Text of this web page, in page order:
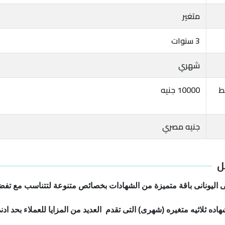
متغير
3 سنوات
شهري
10000 جنيه
جنيه مصري
اليونانى باقة متميزة من الشهادات بخصائص متنوعة لتتناسب مع